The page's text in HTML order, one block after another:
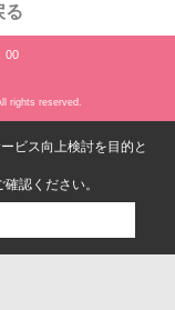
る
00
rights reserved.
ビス向上検討を目的と
確認ください。